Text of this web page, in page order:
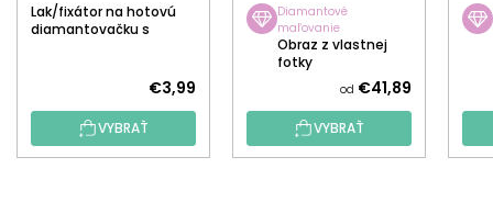
Lak/fixátor na hotovú
diamantovačku s
€3,99
VYBRAŤ
Diamantové
maľovanie
Obraz z vlastnej
fotky
od €41,89
VYBRAŤ